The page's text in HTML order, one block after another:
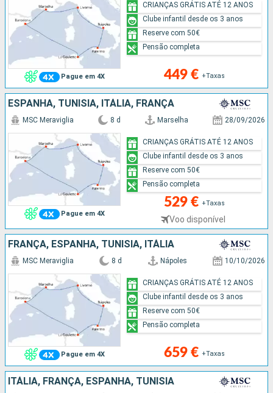
Pague em 4X 449 € +Taxas
CRIANÇAS GRÁTIS ATÉ 12 ANOS
Clube infantil desde os 3 anos
Reserve com 50€
Pensão completa
ESPANHA, TUNÍSIA, ITÁLIA, FRANÇA
Pague em 4X
MSC Meraviglia 8 d Marselha 28/09/2026
529 € +Taxas
Voo disponível
CRIANÇAS GRÁTIS ATÉ 12 ANOS
Clube infantil desde os 3 anos
Reserve com 50€
Pensão completa
FRANÇA, ESPANHA, TUNÍSIA, ITÁLIA
Pague em 4X
MSC Meraviglia 8 d Nápoles 10/10/2026
659 € +Taxas
CRIANÇAS GRÁTIS ATÉ 12 ANOS
Clube infantil desde os 3 anos
Reserve com 50€
Pensão completa
ITÁLIA, FRANÇA, ESPANHA, TUNÍSIA